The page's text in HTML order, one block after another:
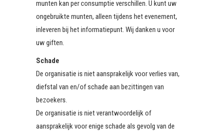
munten kan per consumptie verschillen. U kunt uw
ongebruikte munten, alleen tijdens het evenement,
inleveren bij het informatiepunt. Wij danken u voor
uw giften.
Schade
De organisatie is niet aansprakelijk voor verlies van,
diefstal van en/of schade aan bezittingen van
bezoekers.
De organisatie is niet verantwoordelijk of
aansprakelijk voor enige schade als gevolg van de